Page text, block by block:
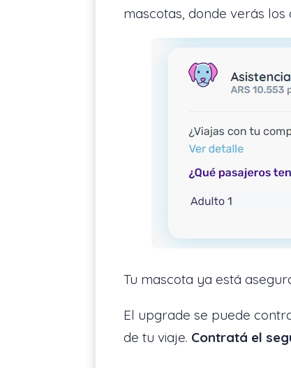
mascotas, donde verás los
Tu mascota ya está
El upgrade se puede
de tu viaje. Contratá el